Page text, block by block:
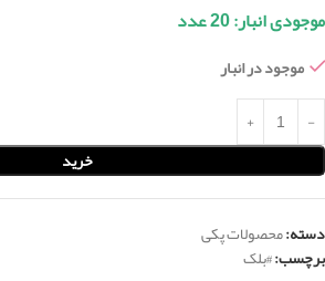
موجودی انبار: 20 عدد
موجود در انبار
خرید
دسته:محصولات پکی
برچسب:#بلک